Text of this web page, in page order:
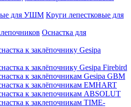
Круги лепестковые для
Оснастка для
к заклёпочнику Gesipa
к заклёпочнику Gesipa Firebird
к заклёпочникам Gesipa GBM
к заклёпочникам EMHART
к заклепочникам ABSOLUT
к заклепочникам TIME-